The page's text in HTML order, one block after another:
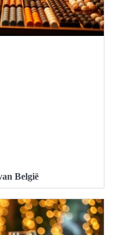
België